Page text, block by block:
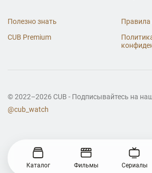
Каталог Фильмы Сериалы
Полезно знать
CUB Premium
Правила
© 2022–2026 CUB - Подписывайтесь на
@cub_watch